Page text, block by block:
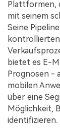
Plattformen,
mit seinem
Seine
bietet es E-
Prognosen -
mobilen
über eine
Möglichkeit,
identifizieren.